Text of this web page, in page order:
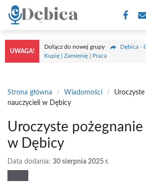
Przejdź
treści
UWAGA!
Dołącz do nowej grupy
Dębica -
Kupię | Zamienię | Praca
Strona główna / Wiadomości /
nauczycieli w Dębicy
Uroczyste
w Dębicy
Data dodania: 30 sierpnia 2025 r.